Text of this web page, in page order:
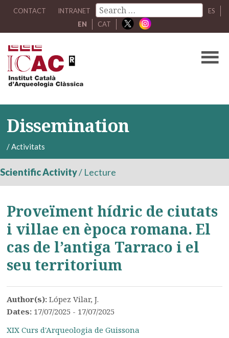
CONTACT INTRANET
ES
EN
CAT
Dissemination
/Activitats
Scientific Activity/ Lecture
Proveïment hídric de ciutats
i villae en època romana. El
cas de l’antiga Tarraco i el
seu territorium
Author(s):López Vilar, J.
Dates: 17/07/2025 - 17/07/2025
XIX Curs d'Arqueologia de Guissona